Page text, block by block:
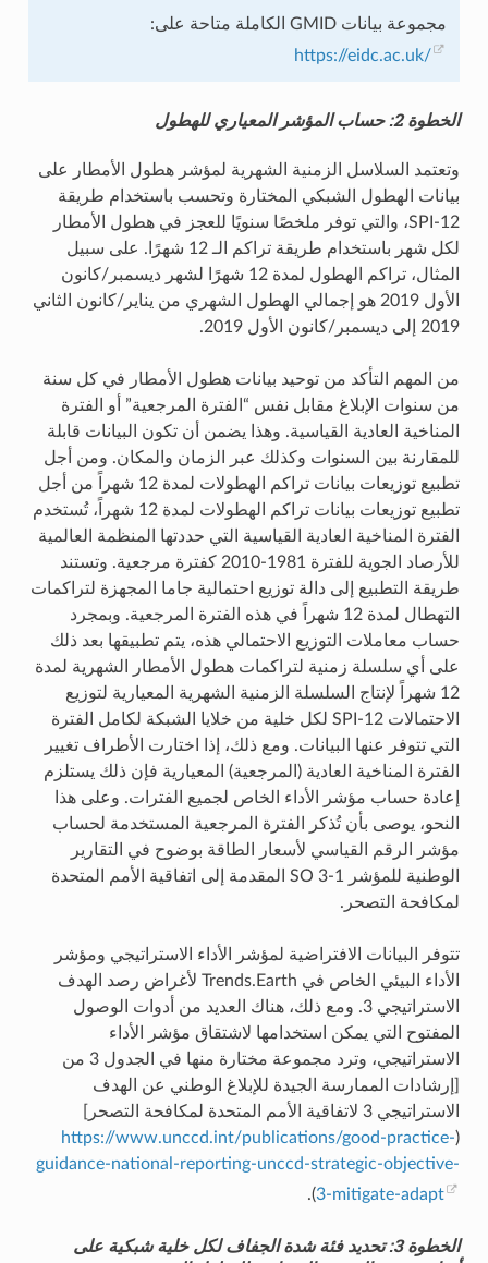
مجموعة بيانات GMID الكاملة متاحة على:
https://eidc.ac.uk/
الخطوة 2: حساب المؤشر المعياري للهطول
وتعتمد السلاسل الزمنية الشهرية لمؤشر هطول الأمطار على
بيانات الهطول الشبكي المختارة وتحسب باستخدام طريقة
SPI-12، والتي توفر ملخصًا سنويًا للعجز في هطول الأمطار
لكل شهر باستخدام طريقة تراكم الـ 12 شهرًا. على سبيل
المثال، تراكم الهطول لمدة 12 شهرًا لشهر ديسمبر/كانون
الأول 2019 هو إجمالي الهطول الشهري من يناير/كانون الثاني
2019 إلى ديسمبر/كانون الأول 2019.
من المهم التأكد من توحيد بيانات هطول الأمطار في كل سنة
من سنوات الإبلاغ مقابل نفس “الفترة المرجعية” أو الفترة
المناخية العادية القياسية. وهذا يضمن أن تكون البيانات قابلة
للمقارنة بين السنوات وكذلك عبر الزمان والمكان. ومن أجل
تطبيع توزيعات بيانات تراكم الهطولات لمدة 12 شهراً من أجل
تطبيع توزيعات بيانات تراكم الهطولات لمدة 12 شهراً، تُستخدم
الفترة المناخية العادية القياسية التي حددتها المنظمة العالمية
للأرصاد الجوية للفترة 1981-2010 كفترة مرجعية. وتستند
طريقة التطبيع إلى دالة توزيع احتمالية جاما المجهزة لتراكمات
التهطال لمدة 12 شهراً في هذه الفترة المرجعية. وبمجرد
حساب معاملات التوزيع الاحتمالي هذه، يتم تطبيقها بعد ذلك
على أي سلسلة زمنية لتراكمات هطول الأمطار الشهرية لمدة
12 شهراً لإنتاج السلسلة الزمنية الشهرية المعيارية لتوزيع
الاحتمالات SPI-12 لكل خلية من خلايا الشبكة لكامل الفترة
التي تتوفر عنها البيانات. ومع ذلك، إذا اختارت الأطراف تغيير
الفترة المناخية العادية (المرجعية) المعيارية فإن ذلك يستلزم
إعادة حساب مؤشر الأداء الخاص لجميع الفترات. وعلى هذا
النحو، يوصى بأن تُذكر الفترة المرجعية المستخدمة لحساب
مؤشر الرقم القياسي لأسعار الطاقة بوضوح في التقارير
الوطنية للمؤشر SO 3-1 المقدمة إلى اتفاقية الأمم المتحدة
لمكافحة التصحر.
تتوفر البيانات الافتراضية لمؤشر الأداء الاستراتيجي ومؤشر
الأداء البيئي الخاص في Trends.Earth لأغراض رصد الهدف
الاستراتيجي 3. ومع ذلك، هناك العديد من أدوات الوصول
المفتوح التي يمكن استخدامها لاشتقاق مؤشر الأداء
الاستراتيجي، وترد مجموعة مختارة منها في الجدول 3 من
[إرشادات الممارسة الجيدة للإبلاغ الوطني عن الهدف
الاستراتيجي 3 لاتفاقية الأمم المتحدة لمكافحة التصحر]
(
https://www.unccd.int/publications/good-practice-
guidance-national-reporting-unccd-strategic-objective-
3-mitigate-adapt
).
الخطوة 3: تحديد فئة شدة الجفاف لكل خلية شبكية على